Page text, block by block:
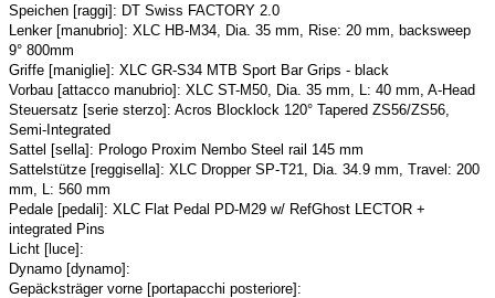
Speichen [raggi]: DT Swiss FACTORY 2.0
Lenker [manubrio]: XLC HB-M34, Dia. 35 mm, Rise: 20 mm, backsweep
9° 800mm
Griffe [maniglie]: XLC GR-S34 MTB Sport Bar Grips - black
Vorbau [attacco manubrio]: XLC ST-M50, Dia. 35 mm, L: 40 mm, A-Head
Steuersatz [serie sterzo]: Acros Blocklock 120° Tapered ZS56/ZS56,
Semi-Integrated
Sattel [sella]: Prologo Proxim Nembo Steel rail 145 mm
Sattelstütze [reggisella]: XLC Dropper SP-T21, Dia. 34.9 mm, Travel: 200
mm, L: 560 mm
Pedale [pedali]: XLC Flat Pedal PD-M29 w/ RefGhost LECTOR +
integrated Pins
Licht [luce]:
Dynamo [dynamo]:
Gepäcksträger vorne [portapacchi posteriore]: